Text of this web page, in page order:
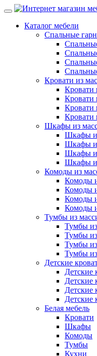
Каталог мебели
Спальные
Кровати из
Кровати
Кровати
Кровати
Кровати
Шкафы из
Шкафы
Шкафы
Шкафы
Шкафы
Комоды из
Комоды
Комоды
Комоды
Комоды
Тумбы из
Тумбы
Тумбы
Тумбы
Тумбы
Детские
Детские
Детские
Детские
Детские
Белая мебель
Кровати
Шкафы
Комоды
Тумбы
Кухни